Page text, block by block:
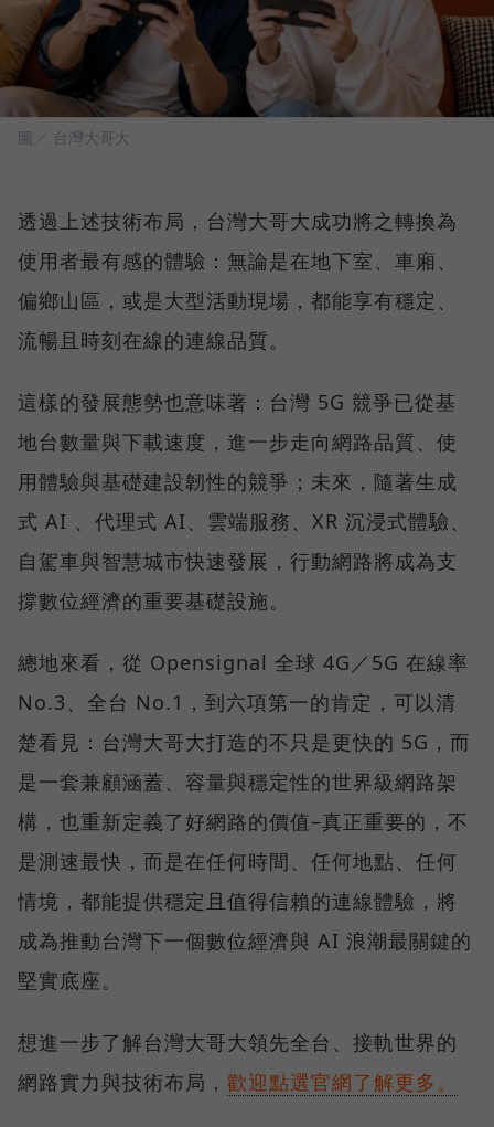
圖／ 台灣大哥大
透過上述技術布局，台灣大哥大成功將之轉換為
使用者最有感的體驗：無論是在地下室、車廂、
偏鄉山區，或是大型活動現場，都能享有穩定、
流暢且時刻在線的連線品質。
這樣的發展態勢也意味著：台灣 5G 競爭已從基
地台數量與下載速度，進一步走向網路品質、使
用體驗與基礎建設韌性的競爭；未來，隨著生成
式 AI 、代理式 AI、雲端服務、XR 沉浸式體驗、
自駕車與智慧城市快速發展，行動網路將成為支
撐數位經濟的重要基礎設施。
總地來看，從 Opensignal 全球 4G／5G 在線率
No.3、全台 No.1，到六項第一的肯定，可以清
楚看見：台灣大哥大打造的不只是更快的 5G，而
是一套兼顧涵蓋、容量與穩定性的世界級網路架
構，也重新定義了好網路的價值–真正重要的，不
是測速最快，而是在任何時間、任何地點、任何
情境，都能提供穩定且值得信賴的連線體驗，將
成為推動台灣下一個數位經濟與 AI 浪潮最關鍵的
堅實底座。
想進一步了解台灣大哥大領先全台、接軌世界的
網路實力與技術布局， 歡迎點選官網了解更多。